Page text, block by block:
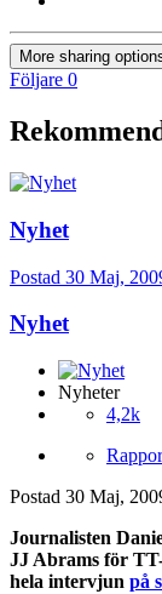
More sharing
Följare 0
Nyhet
Postad 30 Maj,
Nyhet
Nyheter
4,2k
Postad 30 Maj,
Journalisten
JJ Abrams för
hela intervjun på